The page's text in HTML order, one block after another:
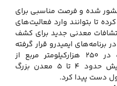
شده و فرصت مناسبی برای
تا بتوانند وارد فعالیت‌های
معدنی جدید برای کشف
ایمیدرو قرار گرفته
و در اکتشافات انجام شده در ۲۵۰ هزارکیلومتر مربع از
سرزمین‌مان می‌توان به پیدایش حدود ۴ تا ۵ معدن بزرگ
دست پیدا کرد.